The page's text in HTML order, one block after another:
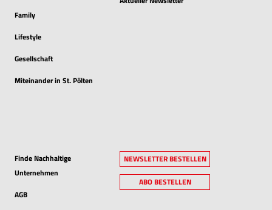
Family
Lifestyle
Gesellschaft
Miteinander in St. Pölten
Finde Nachhaltige
Unternehmen
AGB
NEWSLETTER BESTELLEN
ABO BESTELLEN